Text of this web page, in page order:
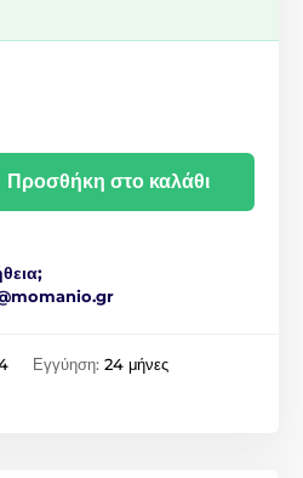
Προσθήκη στο καλάθι
Εγγύηση: 24 μήνες